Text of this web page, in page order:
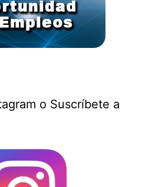
o Suscríbete a